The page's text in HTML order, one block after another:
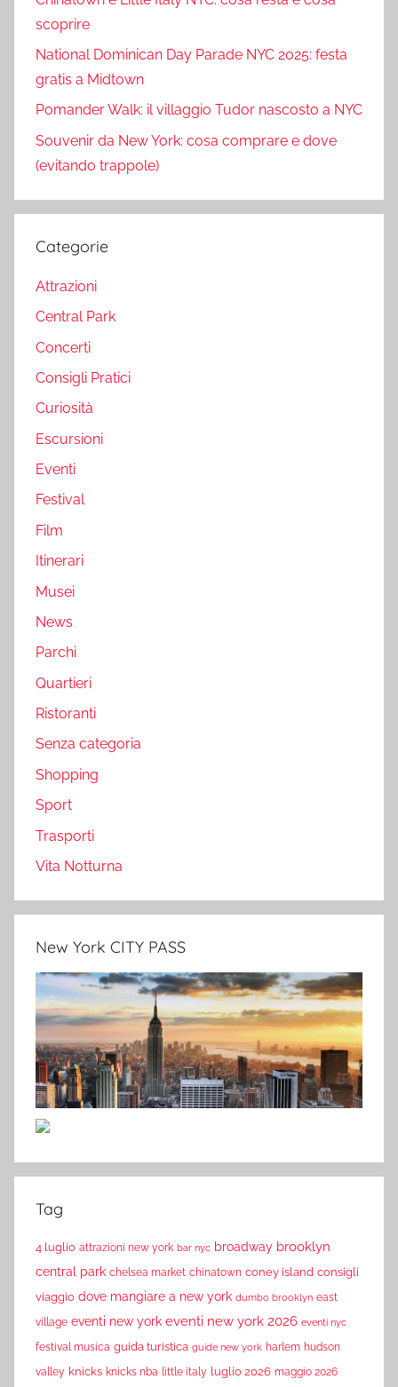
scoprire
National Dominican Day Parade NYC 2025: festa
gratis a Midtown
Pomander Walk: il villaggio Tudor nascosto a NYC
Souvenir da New York: cosa comprare e dove
(evitando trappole)
Categorie
Attrazioni
Central Park
Concerti
Consigli Pratici
Curiosità
Escursioni
Eventi
Festival
Film
Itinerari
Musei
News
Parchi
Quartieri
Ristoranti
Senza categoria
Shopping
Sport
Trasporti
Vita Notturna
New York CITY PASS
Tag
4 luglio attrazioni new york bar nyc broadway brooklyn
central park chelsea market chinatown coney island consigli
viaggio dove mangiare a new york dumbo brooklyn east
village eventi new york eventi new york 2026 eventi nyc
festival musica guida turistica guide new york harlem hudson
valley knicks knicks nba little italy luglio 2026 maggio 2026